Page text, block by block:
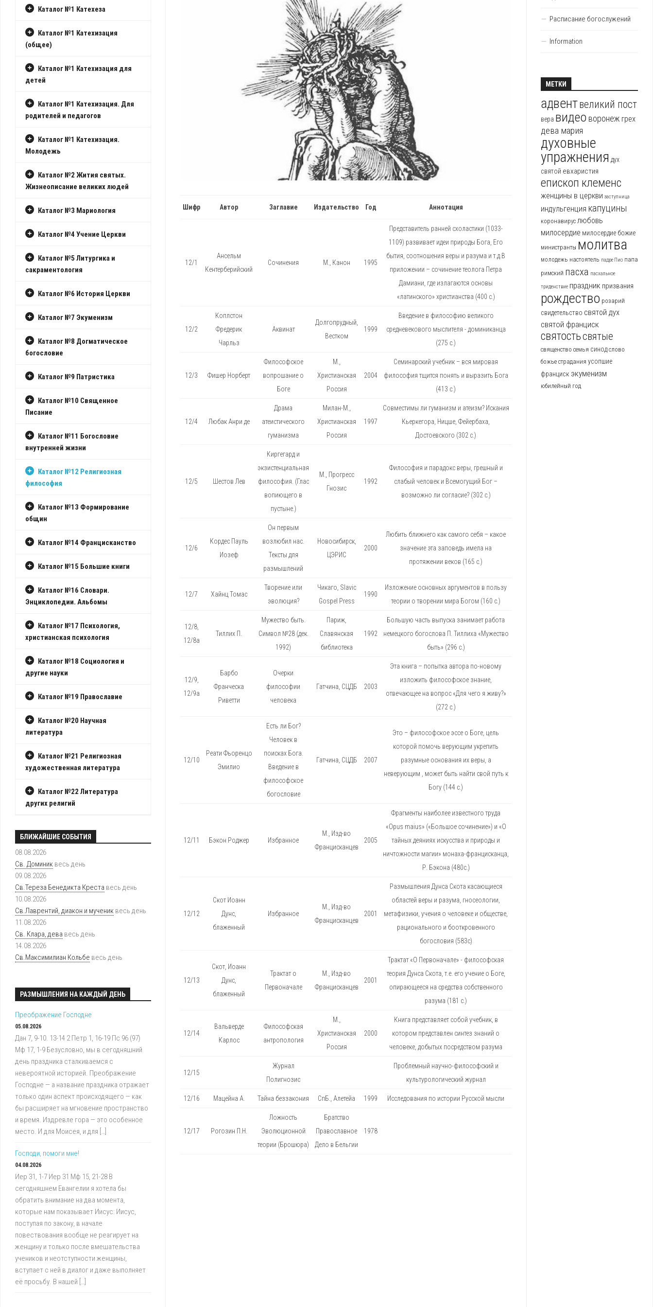
В
СВЯТЫЕ
МИНИСТРАНТАМ
КЛИМЕНТ
НАШИ
СТАТЬИ
Шифр Автор Заглавие Издательство Год Аннотация
12/1
Ансельм
Кентерберийский
Сочинения М., Канон 1995
Представитель ранней схоластики (1033-
1109) развивает идеи природы Бога, Его
бытия, соотношения веры и разума и т.д.В
приложении – сочинение теолога Петра
Дамиани, где излагаются основы
«латинского» христианства (400 с.)
12/2
Коплстон
Фредерик
Чарльз
Аквинат
Долгопрудный,
Вестком
1999
Введение в философию великого
средневекового мыслителя - доминиканца
(275 с.)
12/3 Фишер Норберт
Философское
вопрошание о
Боге
М.,
Христианская
Россия
2004
Семинарский учебник – вся мировая
философия тщится понять и выразить Бога
(413 с.)
12/4 Любак Анри де
Драма
атеистического
гуманизма
Милан-М.,
Христианская
Россия
1997
Совместимы ли гуманизм и атеизм? Искания
Кьеркегора, Ницше, Фейербаха,
Достоевского (302 с.)
12/5 Шестов Лев
Киргегард и
экзистенциальная
философия. (Глас
вопиющего в
пустыне.)
М., Прогресс
Гнозис
1992
Философия и парадокс веры, грешный и
слабый человек и Всемогущий Бог –
возможно ли согласие? (302 с.)
12/6
Кордес Пауль
Иозеф
Он первым
возлюбил нас.
Тексты для
размышлений
Новосибирск,
ЦЭРИС
2000
Любить ближнего как самого себя – какое
значение эта заповедь имела на
протяжении веков (165 с.)
12/7 Хайнц Томас
Творение или
эволюция?
Чикаго, Slavic
Gospel Press
1990
Изложение основных аргументов в пользу
теории о творении мира Богом (160 с.)
12/8,
12/8а
Тиллих П.
Мужество быть.
Символ №28 (дек.
1992)
Париж,
Славянская
библиотека
1992
Большую часть выпуска занимает работа
немецкого богослова П. Тиллиха «Мужество
быть» (296 с.)
12/9,
12/9а
Барбо
Франческа
Риветти
Очерки
философии
человека
Гатчина, СЦДБ 2003
Эта книга – попытка автора по-новому
изложить философское знание,
отвечающее на вопрос «Для чего я живу?»
(272 с.)
12/10
Реати Фьоренцо
Эмилио
Есть ли Бог?
Человек в
поисках Бога.
Введение в
философское
богословие
Гатчина, СЦДБ 2007
Это – философское эссе о Боге, цель
которой помочь верующим укрепить
разумные основания их веры, а
неверующим , может быть найти свой путь к
Богу (144 с.)
12/11 Бэкон Роджер Избранное
М., Изд-во
Францисканцев
2005
Фрагменты наиболее известного труда
«Opus maius» («Большое сочинение») и «О
тайных деяниях искусства и природы и
ничтожности магии» монаха-францисканца,
Р. Бэкона (480с.)
12/12
Скот Иоанн
Дунс,
блаженный
Избранное
М., Изд-во
Францисканцев
2001
Размышления Дунса Скота касающиеся
областей веры и разума, гносеологии,
метафизики, учения о человеке и обществе,
рационального и бооткровенного
богословия (583с)
12/13
Скот, Иоанн
Дунс,
блаженный
Трактат о
Первоначале
М., Изд-во
Францисканцев
2001
Трактат «О Первоначале» - философская
теория Дунса Скота, т.е. его учение о Боге,
опирающееся на средства собственного
разума (181 с.)
12/14
Вальверде
Карлос
Философская
антропология
М.,
Христианская
Россия
2000
Книга представляет собой учебник, в
котором представлен синтез знаний о
человеке, добытых посредством разума
12/15
Журнал
Полигнозис
Проблемный научно-философский и
культурологический журнал
12/16 Мацейна А. Тайна беззакония СпБ., Алетейа 1999 Исследования по истории Русской мысли
12/17 Рогозин П.Н.
Ложность
Эволюционной
теории (Брошюра)
Братство
Православное
Дело в Бельгии
1978
Каталог №1 Катехеза
Каталог №1 Катехизация
(общее)
Каталог №1 Катехизация для
детей
Каталог №1 Катехизация. Для
родителей и педагогов
Каталог №1 Катехизация.
Молодежь
Каталог №2 Жития святых.
Жизнеописание великих людей
Каталог №3 Мариология
Каталог №4 Учение Церкви
Каталог №5 Литургика и
сакраментология
Каталог №6 История Церкви
Каталог №7 Экуменизм
Каталог №8 Догматическое
богословие
Каталог №9 Патристика
Каталог №10 Священное
Писание
Каталог №11 Богословие
внутренней жизни
Каталог №12 Религиозная
философия
Каталог №13 Формирование
общин
Каталог №14 Францисканство
Каталог №15 Большие книги
Каталог №16 Словари.
Энциклопедии. Альбомы
Каталог №17 Психология,
христианская психология
Каталог №18 Социология и
другие науки
Каталог №19 Православие
Каталог №20 Научная
литература
Каталог №21 Религиозная
художественная литература
Каталог №22 Литература
других религий
БЛИЖАЙШИЕ СОБЫТИЯ
08.08.2026
Св. Доминик весь день
09.08.2026
Св.Тереза Бенедикта Креста весь день
10.08.2026
Св.Лаврентий, диакон и мученик весь день
11.08.2026
Св. Клара, дева весь день
14.08.2026
Св.Максимилиан Кольбе весь день
РАЗМЫШЛЕНИЯ НА КАЖДЫЙ ДЕНЬ
Преображение Господне
05.08.2026
Дан 7, 9-10. 13-14 2 Петр 1, 16-19 Пс 96 (97)
Мф 17, 1-9 Безусловно, мы в сегодняшний
день праздника сталкиваемся с
невероятной историей. Преображение
Господне — а название праздника отражает
только один аспект происходящего — как
бы расширяет на мгновение пространство
и время. Издревле гора — это особенное
место. И для Моисея, и для […]
Господи, помоги мне!
04.08.2026
Иер 31, 1-7 Иер 31 Мф 15, 21-28 В
сегодняшнем Евангелии я хотела бы
обратить внимание на два момента,
которые нам показывает Иисус: Иисус,
поступая по закону, в начале
повествования вообще не реагирует на
женщину и только после вмешательства
учеников и неотступности женщины,
вступает с ней в диалог и даже выполняет
её просьбу. В нашей […]
Расписание богослужений
Information
МЕТКИ
адвентвеликий пост
вера видео воронеж грех
дева мария
духовные
упражнения дух
святой евхаристия
епископ клеменс
женщины в церкви заступница
индульгенция капуцины
коронавирус любовь
милосердие милосердие божие
министранты молитва
молодежь настоятель падре Пио папа
римский пасха пасхальное
триденствие праздник призвания
рождество розарий
свидетельство святой дух
святой франциск
святостьсвятые
священство семья синод слово
божье страдания усопшие
франциск экуменизм
юбилейный год